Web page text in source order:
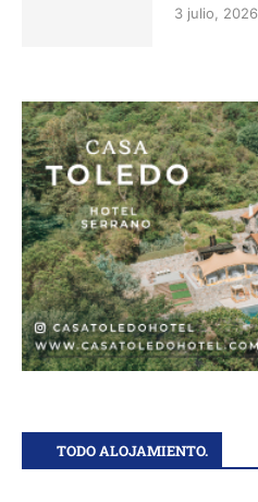
3 julio, 2026
TODO ALOJAMIENTO.